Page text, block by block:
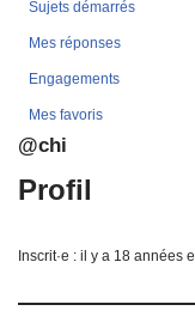
Sujets démarrés
Mes réponses
Engagements
Mes favoris
@chi
Profil
Inscrit·e : il y a 18 années